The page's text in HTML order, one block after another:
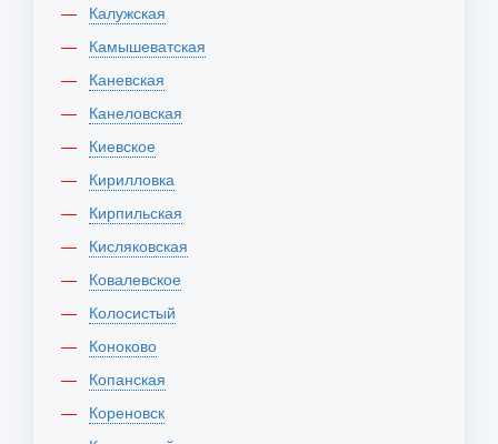
Калужская
Камышеватская
Каневская
Канеловская
Киевское
Кирилловка
Кирпильская
Кисляковская
Ковалевское
Колосистый
Коноково
Копанская
Кореновск